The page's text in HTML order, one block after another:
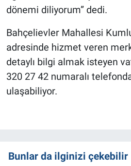
dönemi diliyorum” dedi.
Bahçelievler Mahallesi
adresinde hizmet veren
detaylı bilgi almak isteyen
320 27 42 numaralı
ulaşabiliyor.
Bunlar da ilginizi çekebilir